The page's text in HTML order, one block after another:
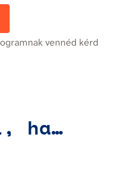
vennéd kérd
ha…